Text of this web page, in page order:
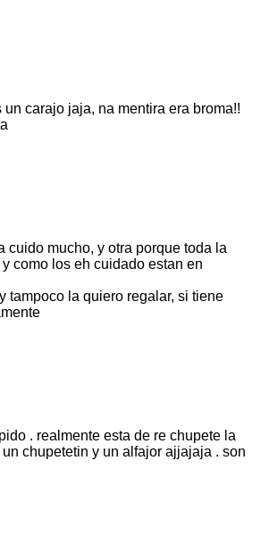
carajo jaja, na mentira era broma!!
mucho, y otra porque toda la
como los eh cuidado estan en
tampoco la quiero regalar, si tiene
. realmente esta de re chupete la
chupetetin y un alfajor ajjajaja . son